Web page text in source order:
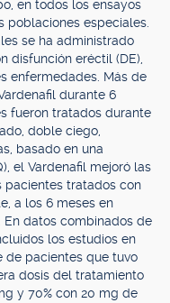
en todos los ensayos
poblaciones especiales.
se ha administrado
disfunción eréctil (DE),
enfermedades. Más de
durante 6
fueron tratados durante
doble ciego,
basado en una
el Vardenafil mejoró las
pacientes tratados con
a los 6 meses en
datos combinados de
los estudios en
de pacientes que tuvo
dosis del tratamiento
y 70% con 20 mg de